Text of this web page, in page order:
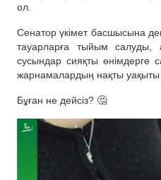
ол.
Сенатор үкімет басшысына
тауарларға тыйым салуды,
сусындар сияқты
жарнамалардың нақты уақыты
Бұған не дейсіз? 🤔